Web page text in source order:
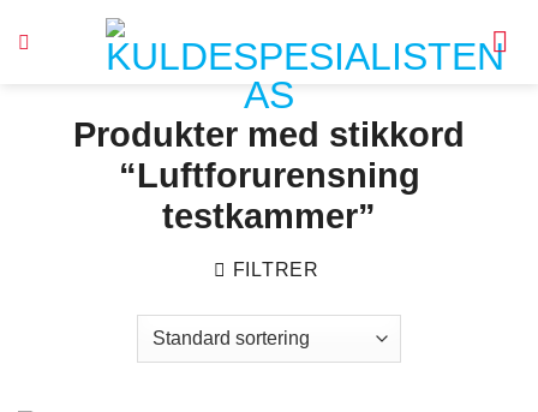
Produkter med stikkord
“Luftforurensning
testkammer”
FILTRER